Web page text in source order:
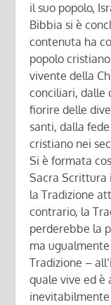
il suo popolo,
Bibbia si è
contenuta ha
popolo
vivente della
conciliari, dalle
fiorire delle
santi, dalla
cristiano nei
Si è formata
Sacra Scrittura
la Tradizione
contrario, la
perderebbe la
ma
Tradizione –
quale vive ed è